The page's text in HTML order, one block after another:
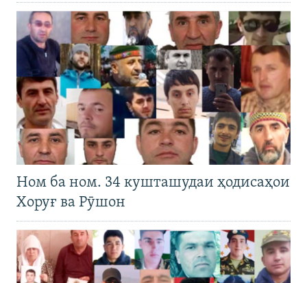
Ном ба ном. 34 кушташудаи ҳодисаҳои
Хоруғ ва Рӯшон